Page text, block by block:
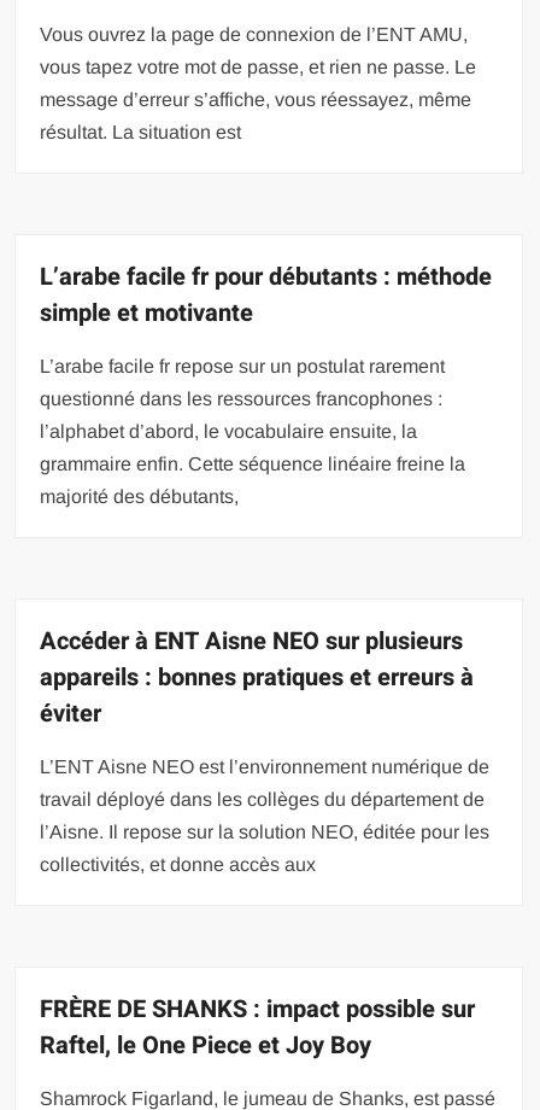
Vous ouvrez la page de connexion de l’ENT AMU,
vous tapez votre mot de passe, et rien ne passe. Le
message d’erreur s’affiche, vous réessayez, même
résultat. La situation est
L’arabe facile fr pour débutants : méthode
simple et motivante
L’arabe facile fr repose sur un postulat rarement
questionné dans les ressources francophones :
l’alphabet d’abord, le vocabulaire ensuite, la
grammaire enfin. Cette séquence linéaire freine la
majorité des débutants,
Accéder à ENT Aisne NEO sur plusieurs
appareils : bonnes pratiques et erreurs à
éviter
L’ENT Aisne NEO est l’environnement numérique de
travail déployé dans les collèges du département de
l’Aisne. Il repose sur la solution NEO, éditée pour les
collectivités, et donne accès aux
FRÈRE DE SHANKS : impact possible sur
Raftel, le One Piece et Joy Boy
Shamrock Figarland, le jumeau de Shanks, est passé